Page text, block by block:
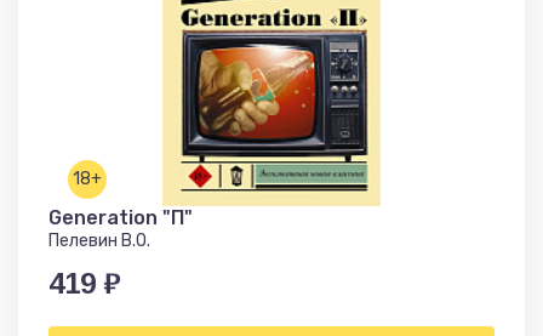
18+
Generation "П"
Пелевин В.О.
419 ₽